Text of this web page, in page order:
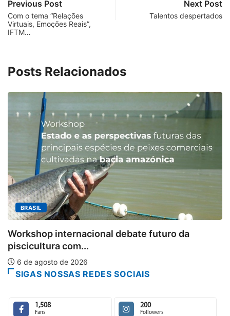
Previous Post
Com o tema “Relações
Virtuais, Emoções Reais”,
IFTM…
Next Post
Talentos despertados
Posts Relacionados
da
MINAS GERAIS
Aberto o credenciamento de
SIGAS NOSSAS REDES SOCIAIS
1,508
Fans
200
Followers